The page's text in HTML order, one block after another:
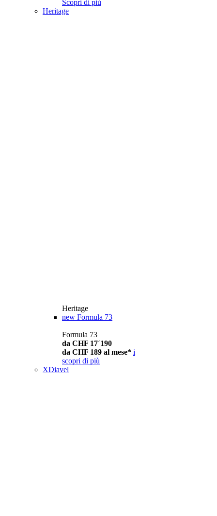
Scopri di più
Heritage
Heritage
new Formula 73
Formula 73
da CHF 17´190
da CHF 189 al mese* i
scopri di più
XDiavel